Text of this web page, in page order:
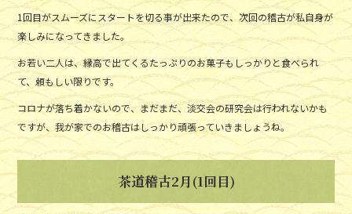
1回目がスムーズにスタートを切る事が出来たので、次回の稽古が私自身が
楽しみになってきました。
お若い二人は、縁高で出てくるたっぷりのお菓子もしっかりと食べられ
て、頼もしい限りです。
コロナが落ち着かないので、まだまだ、淡交会の研究会は行われないかも
ですが、我が家でのお稽古はしっかり頑張っていきましょうね。
茶道稽古2月(1回目)